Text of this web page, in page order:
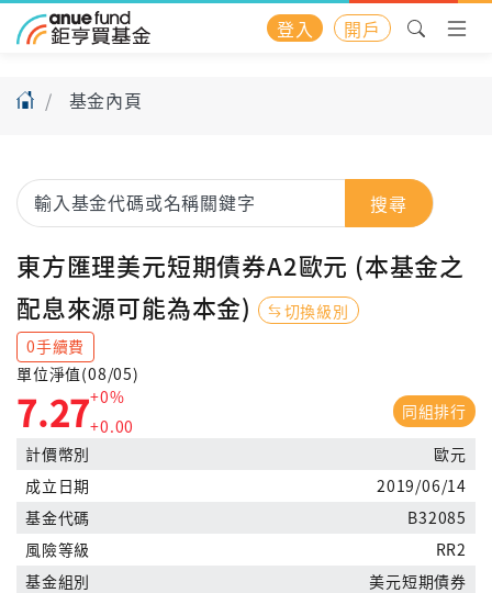
登入 開戶
基金內頁
搜尋
東方匯理美元短期債券A2歐元 (本基金之
配息來源可能為本金)
切換級別
0手續費
單位淨值(08/05)
7.27+0%
+0.00
同組排行
計價幣別
歐元
成立日期
2019/06/14
基金代碼
B32085
風險等級
RR2
基金組別
美元短期債券